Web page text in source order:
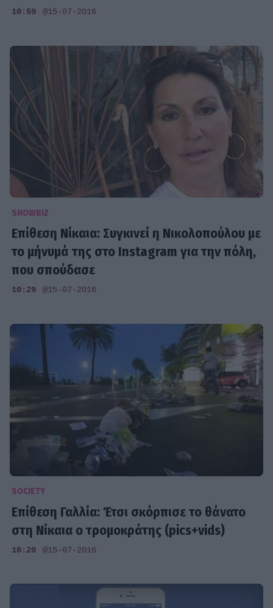
10:59 @15-07-2016
SHOWBIZ
Επίθεση Νίκαια: Συγκινεί η Νικολοπούλου με
το μήνυμά της στο Instagram για την πόλη,
που σπούδασε
10:29 @15-07-2016
SOCIETY
Επίθεση Γαλλία: Έτσι σκόρπισε το θάνατο
στη Νίκαια ο τρομοκράτης (pics+vids)
10:20 @15-07-2016